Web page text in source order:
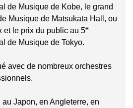
de Musique de Kobe, le grand
Musique de Matsukata Hall, ou
et le prix du public au 5e
de Musique de Tokyo.
avec de nombreux orchestres
au Japon, en Angleterre, en